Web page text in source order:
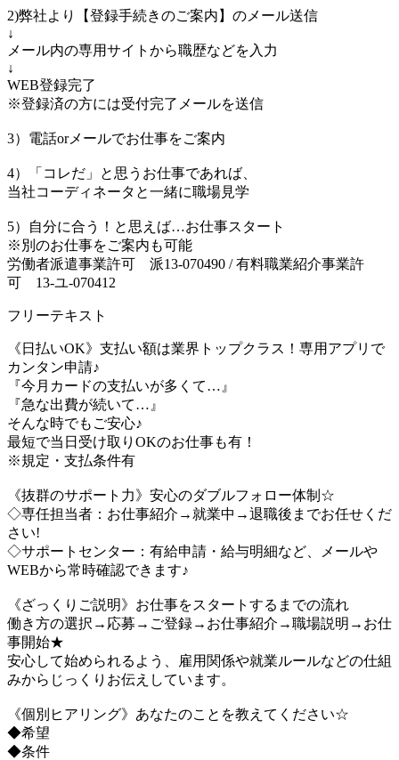
2)弊社より【登録手続きのご案内】のメール送信
↓
メール内の専用サイトから職歴などを入力
↓
WEB登録完了
※登録済の方には受付完了メールを送信
3）電話orメールでお仕事をご案内
4）「コレだ」と思うお仕事であれば、
当社コーディネータと一緒に職場見学
5）自分に合う！と思えば…お仕事スタート
※別のお仕事をご案内も可能
労働者派遣事業許可 派13-070490 / 有料職業紹介事業許
可 13-ユ-070412
フリーテキスト
《日払いOK》支払い額は業界トップクラス！専用アプリで
カンタン申請♪
『今月カードの支払いが多くて…』
『急な出費が続いて…』
そんな時でもご安心♪
最短で当日受け取りOKのお仕事も有！
※規定・支払条件有
《抜群のサポート力》安心のダブルフォロー体制☆
◇専任担当者：お仕事紹介→就業中→退職後までお任せくだ
さい!
◇サポートセンター：有給申請・給与明細など、メールや
WEBから常時確認できます♪
《ざっくりご説明》お仕事をスタートするまでの流れ
働き方の選択→応募→ご登録→お仕事紹介→職場説明→お仕
事開始★
安心して始められるよう、雇用関係や就業ルールなどの仕組
みからじっくりお伝えしています。
《個別ヒアリング》あなたのことを教えてください☆
◆希望
◆条件